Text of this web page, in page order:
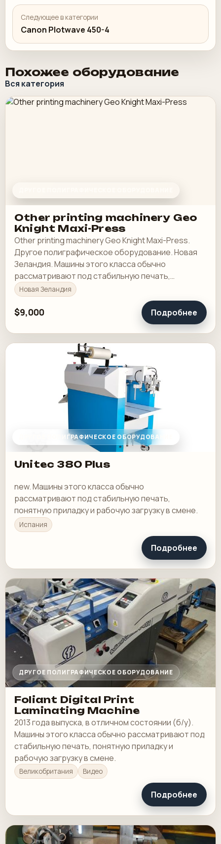
Следующее в категории
Canon Plotwave 450-4
Похожее оборудование
Вся категория
Other printing machinery Geo
Knight Maxi-Press
Other printing machinery Geo Knight Maxi-Press.
Другое полиграфическое оборудование. Новая
Зеландия. Машины этого класса обычно
рассматривают под стабильную печать,
понятную приладку и рабочую загрузку в смене.
Новая Зеландия
$9,000 Подробнее
ДРУГОЕ ПОЛИГРАФИЧЕСКОЕ ОБОРУДОВАНИЕ
Unitec 380 Plus
new. Машины этого класса обычно
рассматривают под стабильную печать,
понятную приладку и рабочую загрузку в смене.
Испания
Подробнее
ДРУГОЕ ПОЛИГРАФИЧЕСКОЕ ОБОРУДОВАНИЕ
Foliant Digital Print
Laminating Machine
2013 года выпуска, в отличном состоянии (б/у).
Машины этого класса обычно рассматривают под
стабильную печать, понятную приладку и
рабочую загрузку в смене.
Великобритания Видео
Подробнее